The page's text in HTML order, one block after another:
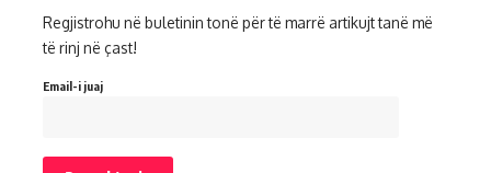
Regjistrohu në buletinin tonë për të marrë artikujt tanë më
të rinj në çast!
Email-i juaj